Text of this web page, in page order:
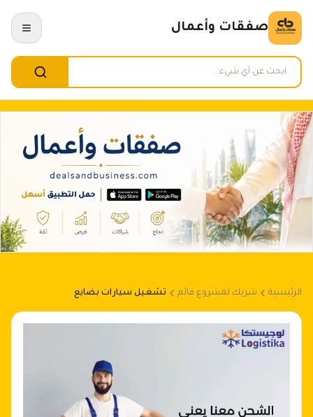
صفقات وأعمال
الرئيسية شريك لمشروع قائم تشغيل سيارات بضايع